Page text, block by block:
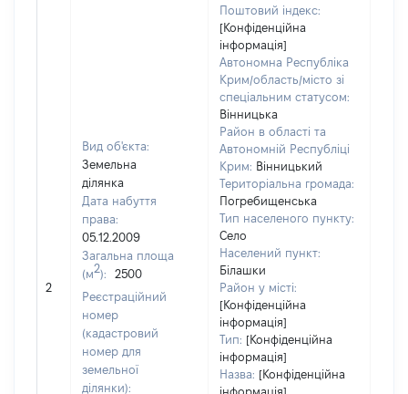
2
Вид об'єкта:
Земельна
ділянка
Дата набуття
права:
05.12.2009
Загальна площа
(м2):
2500
Реєстраційний
номер
(кадастровий
номер для
земельної
ділянки):
Поштовий індекс:
[Конфіденційна
інформація]
Автономна Республіка
Крим/область/місто зі
спеціальним статусом:
Вінницька
Район в області та
Автономній Республіці
Крим: Вінницький
Територіальна громада:
Погребищенська
Тип населеного пункту:
Село
Населений пункт:
Білашки
Район у місті:
[Конфіденційна
інформація]
Тип: [Конфіденційна
інформація]
Назва: [Конфіденційна
інформація]